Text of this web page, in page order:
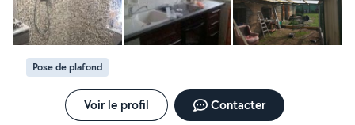
Pose de plafond
Voir le profil Contacter